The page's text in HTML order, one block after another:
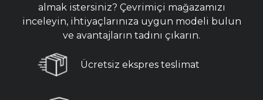
almak istersiniz? Çevrimiçi mağazamızı
inceleyin, ihtiyaçlarınıza uygun modeli bulun
ve avantajların tadını çıkarın.
Ücretsiz ekspres teslimat